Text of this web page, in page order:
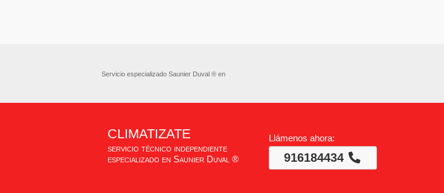
Servicio especializado Saunier Duval ® en
climatizate
servicio técnico independiente
especializado en Saunier Duval ®
Llámenos ahora:
916184434